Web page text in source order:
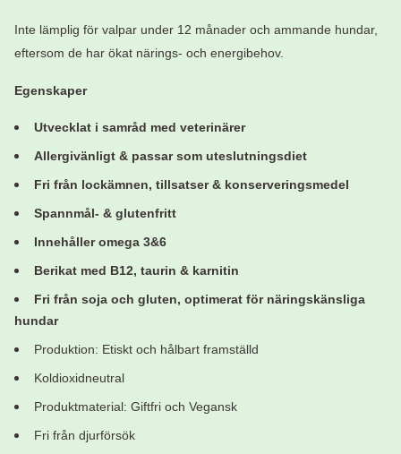
Inte lämplig för valpar under 12 månader och ammande hundar,
eftersom de har ökat närings- och energibehov.
Egenskaper
Utvecklat i samråd med veterinärer
Allergivänligt & passar som uteslutningsdiet
Fri från lockämnen, tillsatser & konserveringsmedel
Spannmål- & glutenfritt
Innehåller omega 3&6
Berikat med B12, taurin & karnitin
Fri från soja och gluten, optimerat för näringskänsliga
hundar
Produktion: Etiskt och hålbart framställd
Koldioxidneutral
Produktmaterial: Giftfri och Vegansk
Fri från djurförsök